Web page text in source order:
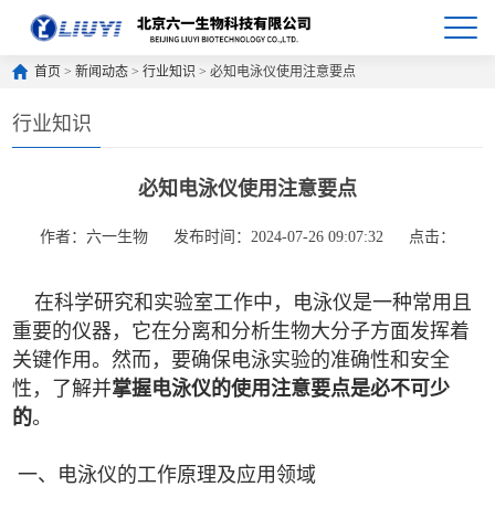
首页 >新闻动态 >行业知识 > 必知电泳仪使用注意要点
行业知识
必知电泳仪使用注意要点
作者：六一生物 发布时间：2024-07-26 09:07:32 点击：
在科学研究和实验室工作中，电泳仪是一种常用且
重要的仪器，它在分离和分析生物大分子方面发挥着
关键作用。然而，要确保电泳实验的准确性和安全
性，了解并掌握电泳仪的使用注意要点是必不可少
的。
一、电泳仪的工作原理及应用领域